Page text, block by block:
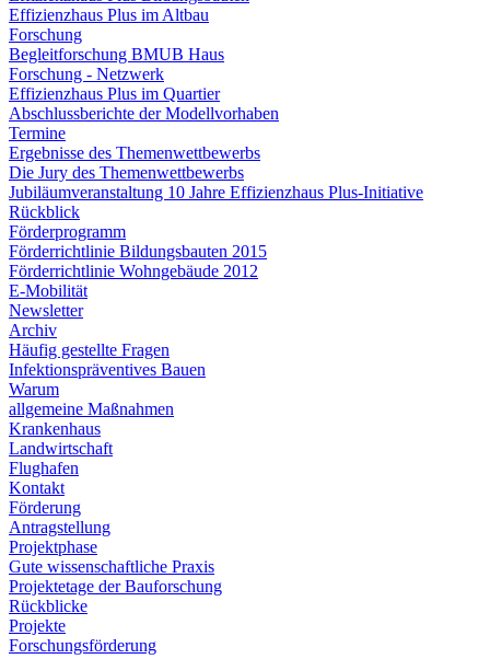
Effizienzhaus Plus im Altbau
Forschung
Begleitforschung BMUB Haus
Forschung - Netzwerk
Effizienzhaus Plus im Quartier
Abschlussberichte der Modellvorhaben
Termine
Ergebnisse des Themenwettbewerbs
Die Jury des Themenwettbewerbs
Jubiläumveranstaltung 10 Jahre Effizienzhaus Plus-Initiative
Rückblick
Förderprogramm
Förderrichtlinie Bildungsbauten 2015
Förderrichtlinie Wohngebäude 2012
E-Mobilität
Newsletter
Archiv
Häufig gestellte Fragen
Infektionspräventives Bauen
Warum
allgemeine Maßnahmen
Krankenhaus
Landwirtschaft
Flughafen
Kontakt
Förderung
Antragstellung
Projektphase
Gute wissenschaftliche Praxis
Projektetage der Bauforschung
Rückblicke
Projekte
Forschungsförderung